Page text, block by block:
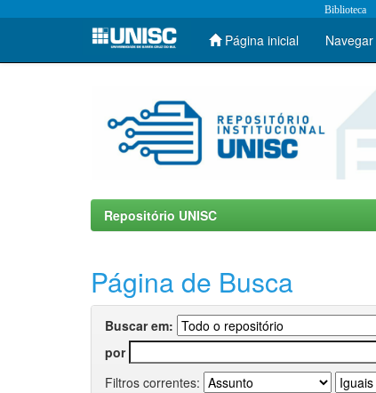
Skip
Biblioteca
Página inicial Navegar
Repositório UNISC
Página de Busca
Buscar em:
por
Filtros correntes: